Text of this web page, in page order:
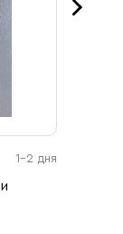
1-2 дня